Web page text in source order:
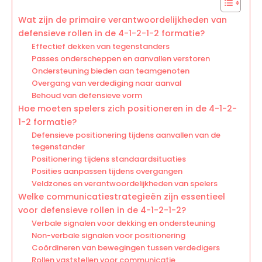
Wat zijn de primaire verantwoordelijkheden van
defensieve rollen in de 4-1-2-1-2 formatie?
Effectief dekken van tegenstanders
Passes onderscheppen en aanvallen verstoren
Ondersteuning bieden aan teamgenoten
Overgang van verdediging naar aanval
Behoud van defensieve vorm
Hoe moeten spelers zich positioneren in de 4-1-2-
1-2 formatie?
Defensieve positionering tijdens aanvallen van de
tegenstander
Positionering tijdens standaardsituaties
Posities aanpassen tijdens overgangen
Veldzones en verantwoordelijkheden van spelers
Welke communicatiestrategieën zijn essentieel
voor defensieve rollen in de 4-1-2-1-2?
Verbale signalen voor dekking en ondersteuning
Non-verbale signalen voor positionering
Coördineren van bewegingen tussen verdedigers